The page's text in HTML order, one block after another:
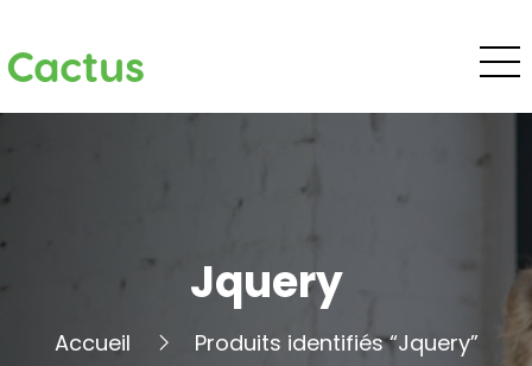
Cactus
Jquery
Accueil Produits identifiés “Jquery”